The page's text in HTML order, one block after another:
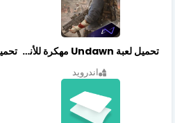
تحميل لعبة Undawn مهكرة للأندرويد أخر إصدار | تحميل مباشر + موارد غير محدودة
اندرويد